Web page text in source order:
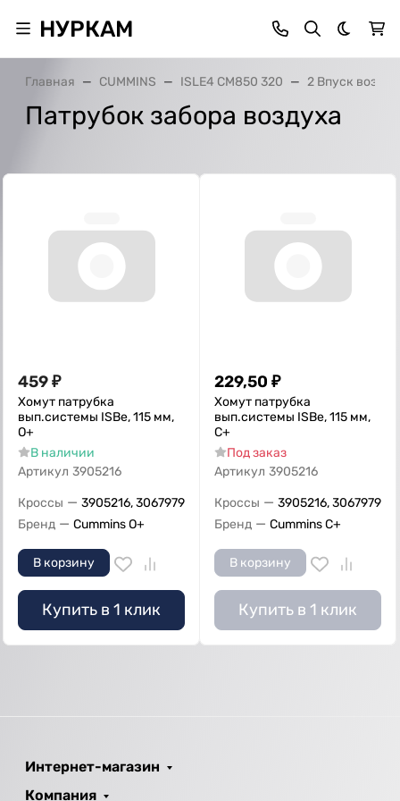
НУРКАМ Темная
Главная CUMMINS ISLE4 CM850 320 2 Впуск
Патрубок забора воздуха
459₽
Хомут патрубка
вып.системы ISBe, 115 мм,
О+
В наличии
Артикул 3905216
Кроссы — 3905216, 3067979
Бренд — Cummins O+
В корзину
Купить в 1 клик
229,50 ₽
Хомут патрубка
вып.системы ISBe, 115 мм,
С+
Под заказ
Артикул 3905216
Кроссы — 3905216, 3067979
Бренд — Cummins C+
В корзину
Купить в 1 клик
Интернет-магазин
Компания